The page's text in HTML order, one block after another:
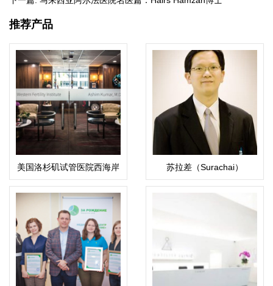
推荐产品
美国洛杉矶试管医院西海岸
生殖医疗中心(WFI)
苏拉差（Surachai）